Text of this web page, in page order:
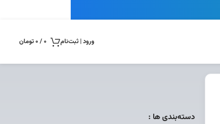
ورود | ثبت‌نام 0
/
0تومان
دسته‌بندی ها :